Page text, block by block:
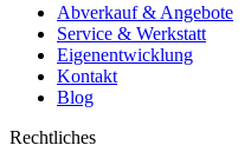
Abverkauf & Angebote
Service & Werkstatt
Eigenentwicklung
Kontakt
Blog
Rechtliches